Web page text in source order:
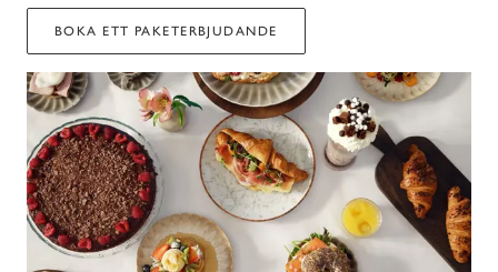
BOKA ETT PAKETERBJUDANDE